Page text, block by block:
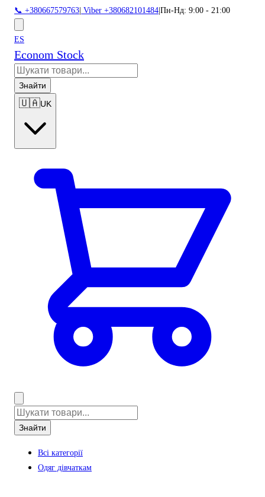
📞 +380667579763 Viber +380682101484 Пн-Нд: 9:00 - 21:00
ES
Econom Stock
Знайти
🇺🇦UK
Знайти
Всі категорії
Одяг дівчаткам